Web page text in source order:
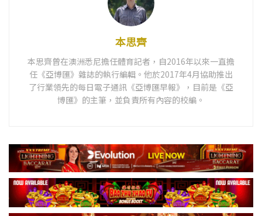
本思齊
本思齊曾在澳洲悉尼擔任體育記者，自2016年以來一直擔
任《亞博匯》雜誌的執行編輯。他於2017年4月協助推出
了行業領先的每日電子通訊《亞博匯早報》，目前是《亞
博匯》的主筆，並負責所有內容的校編。